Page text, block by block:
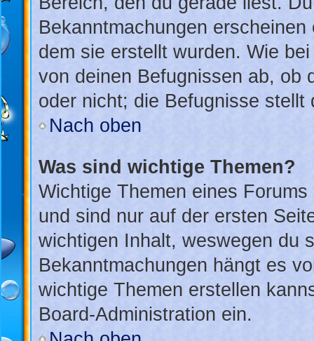
Bekanntmachungen
dem sie erstellt wurden. Wie
von deinen Befugnissen ab, ob
oder nicht; die Befugnisse stellt
Nach oben
Was sind wichtige Themen?
Wichtige Themen eines
und sind nur auf der ersten
wichtigen Inhalt, weswegen du
Bekanntmachungen hängt es
wichtige Themen erstellen
Board-Administration ein.